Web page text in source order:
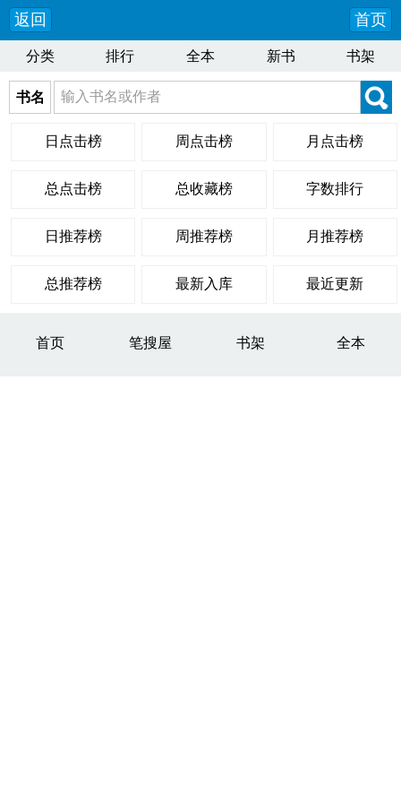
返回 首页
分类 排行 全本 新书 书架
书名
日点击榜 周点击榜 月点击榜
总点击榜 总收藏榜 字数排行
日推荐榜 周推荐榜 月推荐榜
总推荐榜 最新入库 最近更新
首页 笔搜屋 书架 全本